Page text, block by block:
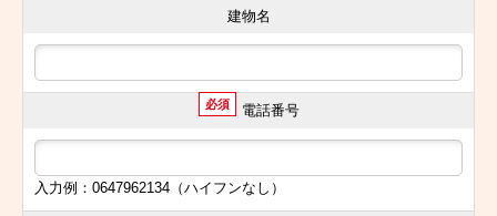
建物名
必須 電話番号
入力例：0647962134（ハイフンなし）